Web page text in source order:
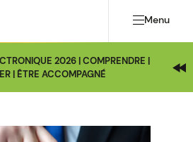
Menu
2026 | COMPRENDRE |
| ÊTRE ACCOMPAGNÉ